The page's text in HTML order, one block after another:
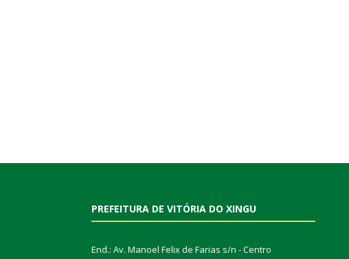
PREFEITURA DE VITÓRIA DO XINGU
End.: Av. Manoel Felix de Farias s/n - Centro